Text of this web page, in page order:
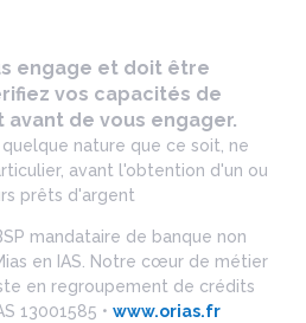
engage et doit être
vos capacités de
de vous engager.
nature que ce soit, ne
avant l'obtention d'un ou
prêts d'argent
mandataire de banque non
en IAS. Notre cœur de métier
en regroupement de crédits
13001585 •www.orias.fr